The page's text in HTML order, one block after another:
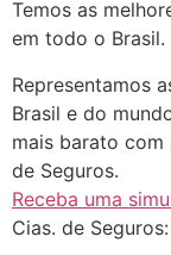
Temos as
em todo o Brasil.
Representamos
Brasil e do
mais barato com
de Seguros.
Receba uma
Cias. de Seguros: